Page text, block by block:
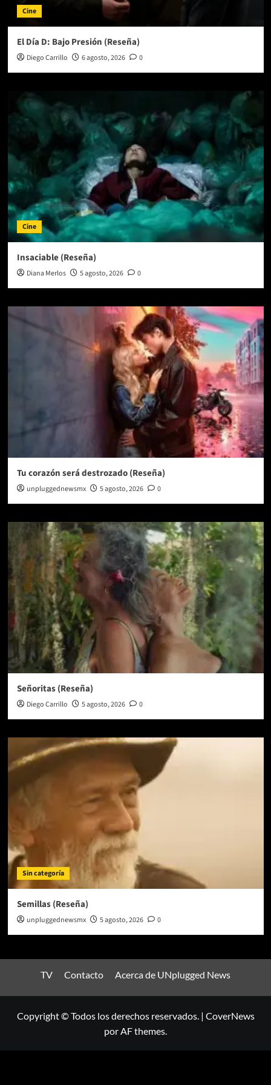
Cine
El Día D: Bajo Presión (Reseña)
Diego Carrillo 6 agosto, 2026 0
Cine
Insaciable (Reseña)
Diana Merlos 5 agosto, 2026 0
Tu corazón será destrozado (Reseña)
unpluggednewsmx 5 agosto, 2026 0
Señoritas (Reseña)
Diego Carrillo 5 agosto, 2026 0
Sin categoría
Semillas (Reseña)
unpluggednewsmx 5 agosto, 2026 0
TV Contacto Acerca de UNplugged News
Copyright © Todos los derechos reservados. | CoverNews
por AF themes.